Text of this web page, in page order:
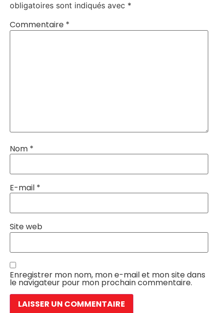
obligatoires sont indiqués avec *
Commentaire *
Nom *
E-mail *
Site web
Enregistrer mon nom, mon e-mail et mon site dans
le navigateur pour mon prochain commentaire.